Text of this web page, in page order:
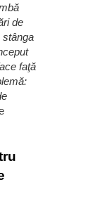
de
stânga
faţă